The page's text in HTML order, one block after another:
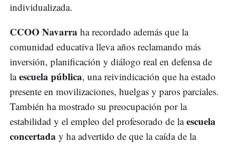
individualizada.
CCOO Navarra ha recordado además que la
comunidad educativa lleva años reclamando más
inversión, planificación y diálogo real en defensa de
laescuela pública, una reivindicación que ha estado
presente en movilizaciones, huelgas y paros parciales.
También ha mostrado su preocupación por la
estabilidad y el empleo del profesorado de laescuela
concertada y ha advertido de que la caída de la